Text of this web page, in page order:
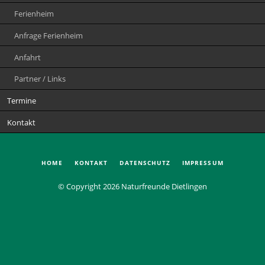
Ferienheim
Anfrage Ferienheim
Anfahrt
Partner / Links
Termine
Kontakt
eingetragen.
Zum Nachrichtenarchiv
Zurück zur Startseite
HOME KONTAKT DATENSCHUTZ IMPRESSUM
© Copyright 2026 Naturfreunde Dietlingen